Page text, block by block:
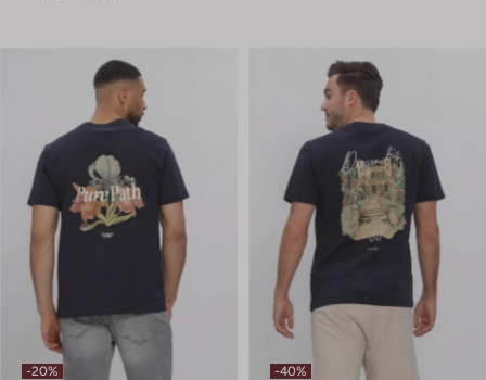
-20% -40%